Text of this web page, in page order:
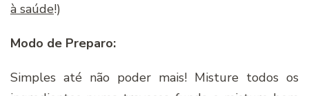
à saúde!)
Modo de Preparo:
Simples até não poder mais! Misture todos os